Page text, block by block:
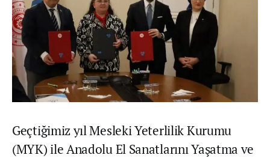
Geçtiğimiz yıl Mesleki Yeterlilik Kurumu
(MYK) ile Anadolu El Sanatlarını Yaşatma ve